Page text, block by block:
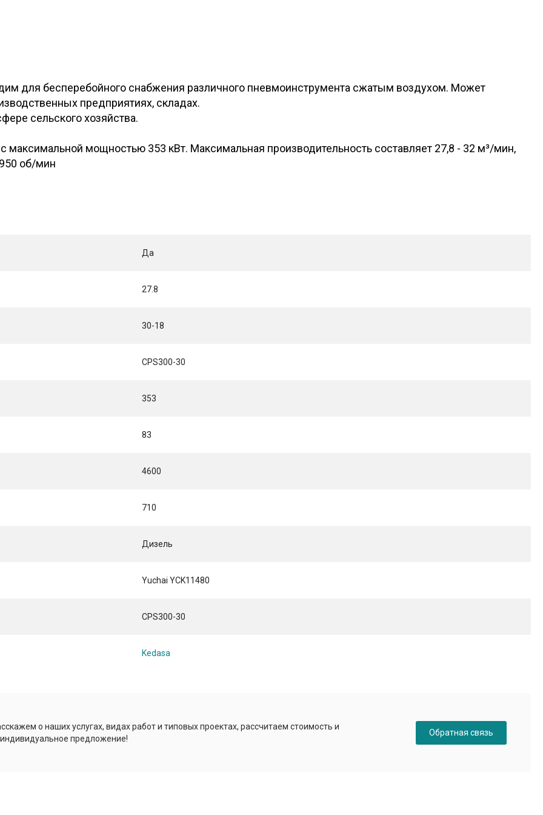
для бесперебойного снабжения различного пневмоинструмента сжатым воздухом. Может
предприятиях, складах.
сельского хозяйства.
мощностью 353 кВт. Максимальная производительность составляет 27,8 - 32 м³/мин,
об/мин
Да
27.8
30-18
CPS300-30
353
83
4600
710
Дизель
Yuchai YCK11480
CPS300-30
Kedasa
о наших услугах, видах работ и типовых проектах, рассчитаем стоимость и
предложение!
Обратная связь